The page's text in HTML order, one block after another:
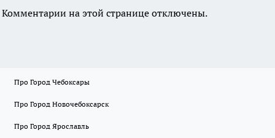
Комментарии на этой странице отключены.
Про Город Чебоксары
Про Город Новочебоксарск
Про Город Ярославль